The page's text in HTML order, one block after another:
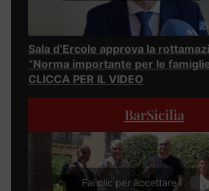
Sala d’Ercole approva la
“Norma importante per le
CLICCA PER IL VIDEO
BarSicilia
Fai clic per accettare i